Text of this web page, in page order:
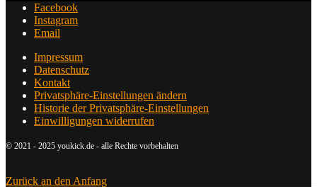
Facebook
Instagram
Email
Impressum
Datenschutz
Kontakt
Privatsphäre-Einstellungen ändern
Historie der Privatsphäre-Einstellungen
Einwilligungen widerrufen
© 2021 - 2025 youkick.de - alle Rechte vorbehalten
Zurück an den Anfang